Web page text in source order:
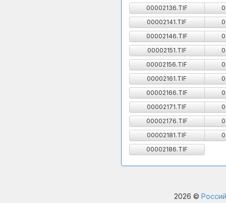
00002136.TIF
00002141.TIF
00002146.TIF
00002151.TIF
00002156.TIF
00002161.TIF
00002166.TIF
00002171.TIF
00002176.TIF
00002181.TIF
00002186.TIF
2026 ©